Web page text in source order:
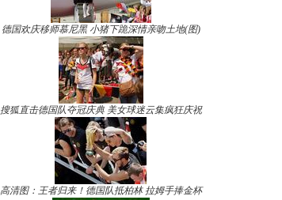
德国欢庆移师慕尼黑 小猪下跪深情亲吻土地(图)
搜狐直击德国队夺冠庆典 美女球迷云集疯狂庆祝
高清图：王者归来！德国队抵柏林 拉姆手捧金杯